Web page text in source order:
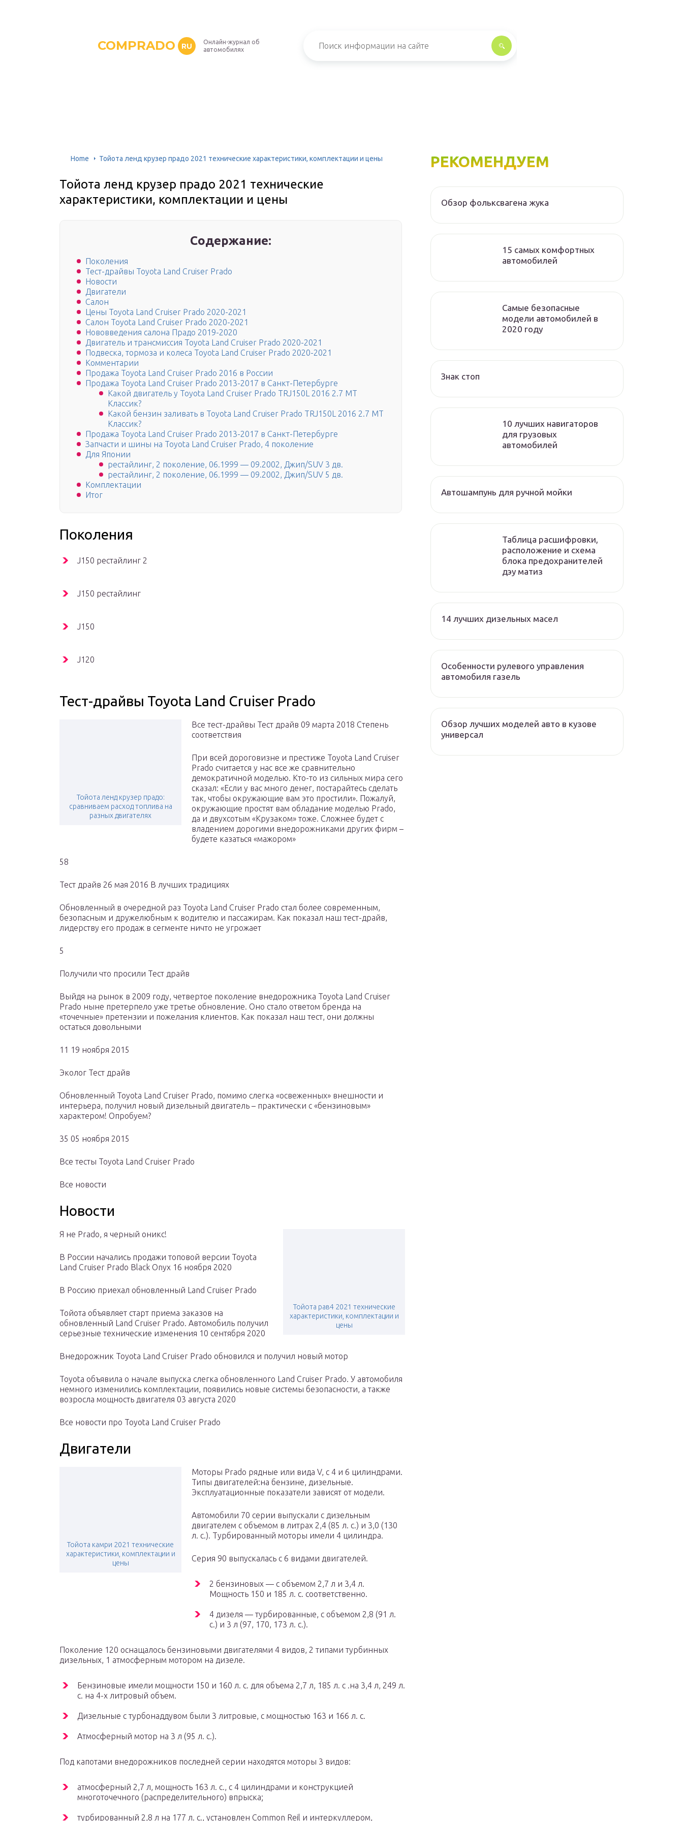
COMPRADO RU
Онлайн-журнал об
автомобилях
Home Тойота ленд крузер прадо 2021 технические характеристики, комплектации и цены
Тойота ленд крузер прадо 2021 технические
характеристики, комплектации и цены
Содержание:
Поколения
Тест-драйвы Toyota Land Cruiser Prado
Новости
Двигатели
Салон
Цены Toyota Land Cruiser Prado 2020-2021
Салон Toyota Land Cruiser Prado 2020-2021
Нововведения салона Прадо 2019-2020
Двигатель и трансмиссия Toyota Land Cruiser Prado 2020-2021
Подвеска, тормоза и колеса Toyota Land Cruiser Prado 2020-2021
Комментарии
Продажа Toyota Land Cruiser Prado 2016 в России
Продажа Toyota Land Cruiser Prado 2013-2017 в Санкт-Петербурге
Какой двигатель у Toyota Land Cruiser Prado TRJ150L 2016 2.7 MT
Классик?
Какой бензин заливать в Toyota Land Cruiser Prado TRJ150L 2016 2.7 MT
Классик?
Продажа Toyota Land Cruiser Prado 2013-2017 в Санкт-Петербурге
Запчасти и шины на Toyota Land Cruiser Prado, 4 поколение
Для Японии
рестайлинг, 2 поколение, 06.1999 — 09.2002, Джип/SUV 3 дв.
рестайлинг, 2 поколение, 06.1999 — 09.2002, Джип/SUV 5 дв.
Комплектации
Итог
Поколения
J150 рестайлинг 2
J150 рестайлинг
J150
J120
Тест-драйвы Toyota Land Cruiser Prado
Тойота ленд крузер прадо:
сравниваем расход топлива на
разных двигателях
Все тест-драйвы Тест драйв 09 марта 2018 Степень
соответствия
При всей дороговизне и престиже Toyota Land Cruiser
Prado считается у нас все же сравнительно
демократичной моделью. Кто-то из сильных мира сего
сказал: «Если у вас много денег, постарайтесь сделать
так, чтобы окружающие вам это простили». Пожалуй,
окружающие простят вам обладание моделью Prado,
да и двухсотым «Крузаком» тоже. Сложнее будет с
владением дорогими внедорожниками других фирм –
будете казаться «мажором»
58
Тест драйв 26 мая 2016 В лучших традициях
Обновленный в очередной раз Toyota Land Cruiser Prado стал более современным,
безопасным и дружелюбным к водителю и пассажирам. Как показал наш тест-драйв,
лидерству его продаж в сегменте ничто не угрожает
5
Получили что просили Тест драйв
Выйдя на рынок в 2009 году, четвертое поколение внедорожника Toyota Land Cruiser
Prado ныне претерпело уже третье обновление. Оно стало ответом бренда на
«точечные» претензии и пожелания клиентов. Как показал наш тест, они должны
остаться довольными
11 19 ноября 2015
Эколог Тест драйв
Обновленный Toyota Land Cruiser Prado, помимо слегка «освеженных» внешности и
интерьера, получил новый дизельный двигатель – практически с «бензиновым»
характером! Опробуем?
35 05 ноября 2015
Все тесты Toyota Land Cruiser Prado
Все новости
Новости
Тойота рав4 2021 технические
характеристики, комплектации и
цены
Я не Prado, я черный оникс!
В России начались продажи топовой версии Toyota
Land Cruiser Prado Black Onyx 16 ноября 2020
В Россию приехал обновленный Land Cruiser Prado
Тойота объявляет старт приема заказов на
обновленный Land Cruiser Prado. Автомобиль получил
серьезные технические изменения 10 сентября 2020
Внедорожник Toyota Land Cruiser Prado обновился и получил новый мотор
Toyota объявила о начале выпуска слегка обновленного Land Cruiser Prado. У автомобиля
немного изменились комплектации, появились новые системы безопасности, а также
возросла мощность двигателя 03 августа 2020
Все новости про Toyota Land Cruiser Prado
Двигатели
Тойота камри 2021 технические
характеристики, комплектации и
цены
Моторы Prado рядные или вида V, с 4 и 6 цилиндрами.
Типы двигателей:на бензине, дизельные.
Эксплуатационные показатели зависят от модели.
Автомобили 70 серии выпускали с дизельным
двигателем с объемом в литрах 2,4 (85 л. с.) и 3,0 (130
л. с.). Турбированный моторы имели 4 цилиндра.
Серия 90 выпускалась с 6 видами двигателей.
2 бензиновых — с объемом 2,7 л и 3,4 л.
Мощность 150 и 185 л. с. соответственно.
4 дизеля — турбированные, с объемом 2,8 (91 л.
с.) и 3 л (97, 170, 173 л. с.).
Поколение 120 оснащалось бензиновыми двигателями 4 видов, 2 типами турбинных
дизельных, 1 атмосферным мотором на дизеле.
Бензиновые имели мощности 150 и 160 л. с. для объема 2,7 л, 185 л. с .на 3,4 л, 249 л.
с. на 4-х литровый объем.
Дизельные с турбонаддувом были 3 литровые, с мощностью 163 и 166 л. с.
Атмосферный мотор на 3 л (95 л. с.).
Под капотами внедорожников последней серии находятся моторы 3 видов:
атмосферный 2,7 л, мощность 163 л. с., с 4 цилиндрами и конструкцией
многоточечного (распределительного) впрыска;
турбированный 2,8 л на 177 л. с., установлен Common Reil и интеркуллером,
РЕКОМЕНДУЕМ
Обзор фольксвагена жука
15 самых комфортных
автомобилей
Самые безопасные
модели автомобилей в
2020 году
Знак стоп
10 лучших навигаторов
для грузовых
автомобилей
Автошампунь для ручной мойки
Таблица расшифровки,
расположение и схема
блока предохранителей
дэу матиз
14 лучших дизельных масел
Особенности рулевого управления
автомобиля газель
Обзор лучших моделей авто в кузове
универсал